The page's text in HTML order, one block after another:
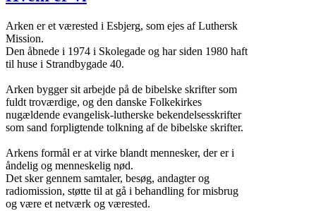
Arken er et værested i Esbjerg, som ejes af Luthersk
Mission.
Den åbnede i 1974 i Skolegade og har siden 1980 haft
til huse i Strandbygade 40.
Arken bygger sit arbejde på de bibelske skrifter som
fuldt troværdige, og den danske Folkekirkes
nugældende evangelisk-lutherske bekendelsesskrifter
som sand forpligtende tolkning af de bibelske skrifter.
Arkens formål er at virke blandt mennesker, der er i
åndelig og menneskelig nød.
Det sker gennem samtaler, besøg, andagter og
radiomission, støtte til at gå i behandling for misbrug
og være et netværk og værested.